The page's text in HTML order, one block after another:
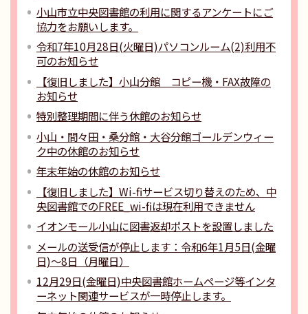
小山市立中央図書館の利用に関するアンケートにご
協力をお願いします。
令和7年10月28日(火曜日)パソコンルーム(2)利用不
可のお知らせ
【復旧しました】小山分館 コピー機・FAX故障の
お知らせ
特別整理期間に伴う休館のお知らせ
小山・間々田・桑分館・大谷分館ゴールデンウィー
ク中の休館のお知らせ
年末年始の休館のお知らせ
【復旧しました】Wi-fiサービス切り替えのため、中
央図書館でのFREE_wi-fiは現在利用できません
イオンモール小山に図書返却ポストを設置しました
メールの送受信が停止します：令和6年1月5日(金曜
日)～8日（月曜日）
12月29日(金曜日)中央図書館ホームページ等インタ
ーネット関連サービスが一時停止します。